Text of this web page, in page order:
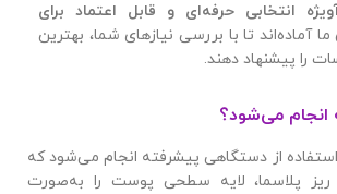
انتخابی حرفه‌ای و قابل اعتماد برای
آماده‌اند تا با بررسی نیازهای شما، بهترین
را پیشنهاد دهند.
انجام می‌شود؟
از دستگاهی پیشرفته انجام می‌شود که
ریز پلاسما، لایه سطحی پوست را به‌صورت